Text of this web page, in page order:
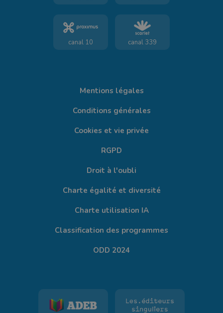
canal 10 canal 339
Mentions légales
Conditions générales
Cookies et vie privée
RGPD
Droit à l'oubli
Charte égalité et diversité
Charte utilisation IA
Classification des programmes
ODD 2024